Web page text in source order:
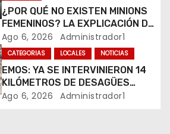
¿POR QUÉ NO EXISTEN MINIONS
FEMENINOS? LA EXPLICACIÓN DE
SU CREADOR QUE VOLVIÓ A
VIRALIZARSE
Ago 6, 2026 Administrador1
CATEGORIAS LOCALES NOTICIAS
EMOS: YA SE INTERVINIERON 14
KILÓMETROS DE DESAGÜES
PLUVIALES
Ago 6, 2026 Administrador1